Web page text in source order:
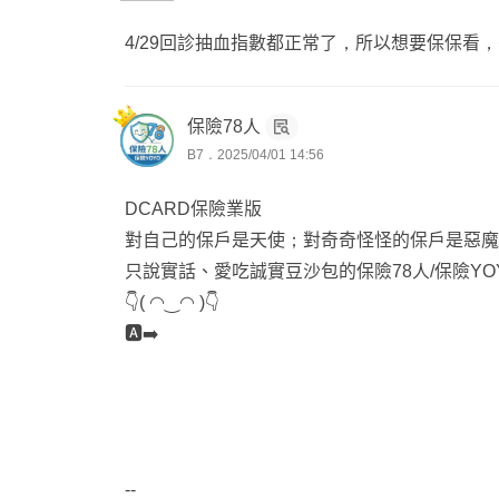
4/29回診抽血指數都正常了，所以想要保保看
保險78人
B7．2025/04/01 14:56
DCARD保險業版
對自己的保戶是天使；對奇奇怪怪的保戶是惡魔
只說實話、愛吃誠實豆沙包的保險78人/保險
👇( ◠‿◠ )👇
🅰️➡️
--